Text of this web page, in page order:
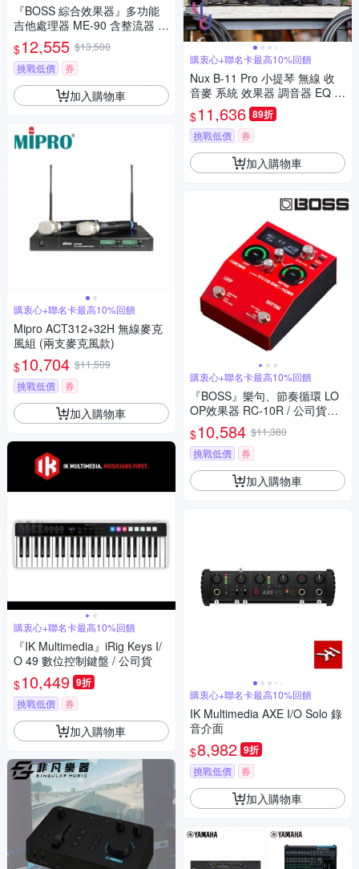
『BOSS 綜合效果器』多功能
吉他處理器 ME-90 含整流器 /
公司貨二年保固
$12,555 $13,500
挑戰低價
券
加入購物車
購衷心+聯名卡最高10%回饋
Mipro ACT312+32H 無線麥克
風組 (兩支麥克風款)
$10,704 $11,509
挑戰低價
券
加入購物車
購衷心+聯名卡最高10%回饋
『IK Multimedia』iRig Keys I/
O 49 數位控制鍵盤 / 公司貨
$10,449 9折
挑戰低價 券
加入購物車
購衷心+聯名卡最高10%回饋
Nux B-11 Pro 小提琴 無線 收
音麥 系統 效果器 調音器 EQ R
everb 街頭藝人
$11,636 89折
挑戰低價 券
加入購物車
購衷心+聯名卡最高10%回饋
『BOSS』樂句、節奏循環 LO
OP效果器 RC-10R / 公司貨保
固
$10,584 $11,380
挑戰低價
券
加入購物車
購衷心+聯名卡最高10%回饋
IK Multimedia AXE I/O Solo 錄
音介面
$8,982 9折
挑戰低價 券
加入購物車